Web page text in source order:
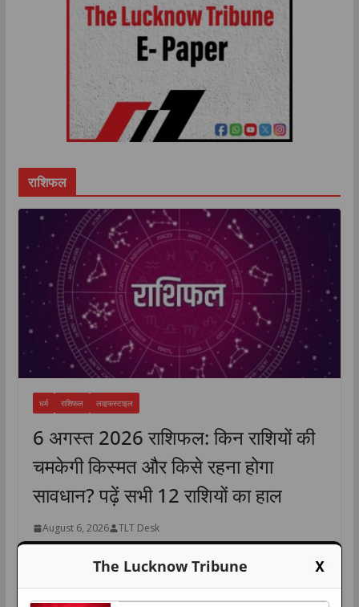
राशिफल
धर्म राशिफल लाइफस्टाइल
6 अगस्त 2026 राशिफल: किन राशियों की
चमकेगी किस्मत और किसे रहना होगा
सावधान? पढ़ें सभी 12 राशियों का हाल
August 6, 2026 TLT Desk
करेगा कि सब जल्दी-जल्दी निपटा
The Lucknow Tribune X